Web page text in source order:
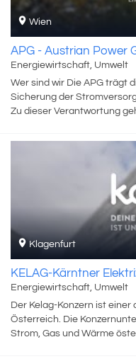
Wien
APG - Austrian Power
Energiewirtschaft, Umwelt
Wer sind wir Die APG trägt
Sicherung der
Zu dieser Verantwortung
Wirtschaft und
Herausforderung der
Energie ans Netz und
zu bringen. Nur ein starkes
Energie aus Wind, Wasser
ist es, die Grundlagen für
Energien zu schaffen.
Power Grid AG betreibt
welches Teil des
Regional Group
europäischen
Regelzonenführer für
dass jederzeit ein stabiles
Verbrauch gegeben ist.
Klagenfurt
KELAG-Kärntner
Energiewirtschaft, Umwelt
Der Kelag-Konzern ist
Österreich. Die
Strom, Gas und Wärme